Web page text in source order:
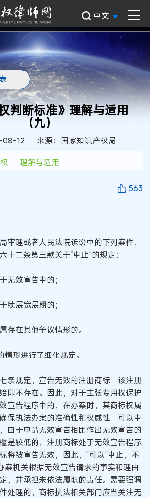
中文
判断标准》理解与适用
（九）
08-12
来源：国家知识产权局
理解与适用
563
审理或者人民法院诉讼中的下列案件，
十二条第三款关于“中止”的规定：
无效宣告中的；
续展宽展期的；
存在其他争议情形的。
情形进行了细化规定。
条规定，宣告无效的注册商标，该注册
即不存在。因此，对于主张专用权保护
宣告程序中的，在办案时，其商标权属
保执法办案的准确性和权威性，可以中
由于申请无效宣告相比作出无效宣告的
是较低的，注册商标处于无效宣告程序
将被宣告无效，因此，“可以”中止，不
案机关根据无效宣告请求的事实和理由
，并承担未依法履职的责任。需要强调
处理的，商标执法相关部门应当关注无